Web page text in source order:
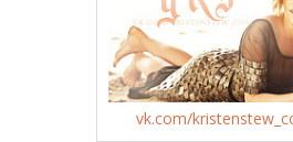
vk.com/